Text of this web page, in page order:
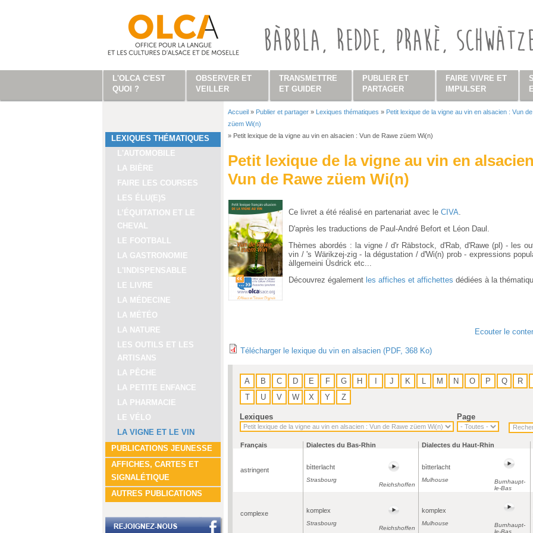
LEXIQUES THÉMATIQUES
L'AUTOMOBILE
LA BIÈRE
FAIRE LES COURSES
LES ÉLU(E)S
L’ÉQUITATION ET LE
CHEVAL
LE FOOTBALL
LA GASTRONOMIE
L'INDISPENSABLE
LE LIVRE
LA MÉDECINE
LA MÉTÉO
LA NATURE
LES OUTILS ET LES
ARTISANS
LA PÊCHE
LA PETITE ENFANCE
LA PHARMACIE
LE VÉLO
LA VIGNE ET LE VIN
PUBLICATIONS JEUNESSE
AFFICHES, CARTES ET
SIGNALÉTIQUE
AUTRES PUBLICATIONS
Vous êtes ici
Accueil » Publier et partager » Lexiques thématiques » Petit lexique de la vigne au vin en alsacien : Vun
züem Wi(n)
» Petit lexique de la vigne au vin en alsacien : Vun de Rawe züem Wi(n)
Petit lexique de la vigne au vin en
Vun de Rawe züem Wi(n)
Ce livret a été réalisé en partenariat avec le CIVA
D'après les traductions de Paul-André Befort et Léon Daul.
Thèmes abordés : la vigne / d'r Räbstock, d'Rab, d'Rawe (pl) - les
vin / 's Wärikzej-zig - la dégustation / d'Wi(n) prob - expressions
àllgemeini Üsdrick etc...
Découvrez également les affiches et affichettes dédiées à la
Ecouter le
Télécharger le lexique du vin en alsacien (PDF, 368 Ko)
A B C D E F G H J K M N O P Q R
T
U V W X Y Z
Lexiques Page
Français Dialectes du Bas-Rhin Dialectes du Haut-Rhin
astringent bìtterlacht
Strasbourg
Reichshoffen
bìtterlacht
Mulhouse
Burnhaupt-
le-Bas
complexe komplex
Strasbourg
Reichshoffen
komplex
Mulhouse
Burnhaupt-
le-Bas
L'OLCA C'EST
QUOI ?
OBSERVER ET
VEILLER
TRANSMETTRE
ET GUIDER
PUBLIER ET
PARTAGER
FAIRE VIVRE ET
IMPULSER